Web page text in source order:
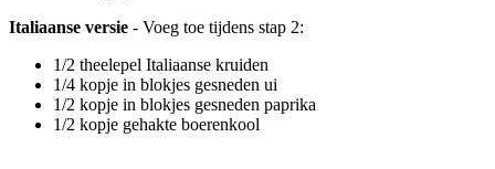
Italiaanse versie - Voeg toe tijdens stap 2:
1/2 theelepel Italiaanse kruiden
1/4 kopje in blokjes gesneden ui
1/2 kopje in blokjes gesneden paprika
1/2 kopje gehakte boerenkool